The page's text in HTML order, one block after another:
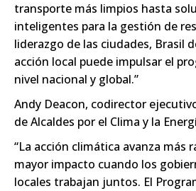
transporte más limpios hasta
inteligentes para la gestión de
liderazgo de las ciudades, Brasil
acción local puede impulsar el
nivel nacional y global.”
Andy Deacon, codirector
de Alcaldes por el Clima y la
“La acción climática avanza más
mayor impacto cuando los
locales trabajan juntos. El